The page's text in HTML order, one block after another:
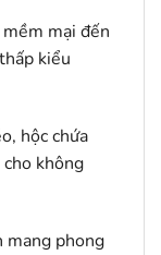
mại đến
kiểu
hộc chứa
không
mang phong